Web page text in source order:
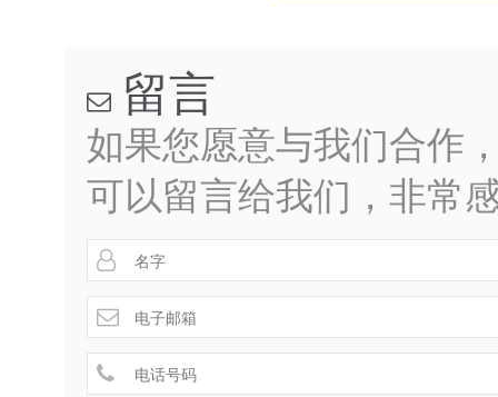
 留言
如果您愿意与我们合作
可以留言给我们，非常

